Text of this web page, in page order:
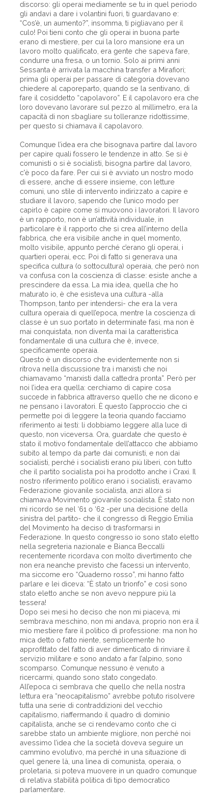
discorso: gli operai mediamente se tu in quel periodo
gli andavi a dare i volantini fuori, ti guardavano e:
“Cos’è, un aumento?”, insomma, ti pigliavano per il
culo! Poi tieni conto che gli operai in buona parte
erano di mestiere, per cui la loro mansione era un
lavoro molto qualificato, era gente che sapeva fare,
condurre una fresa, o un tornio. Solo ai primi anni
Sessanta è arrivata la macchina transfer a Mirafiori;
prima gli operai per passare di categoria dovevano
chiedere al caporeparto, quando se la sentivano, di
fare il cosiddetto “capolavoro”. E il capolavoro era che
loro dovevano lavorare sul pezzo al millimetro, era la
capacità di non sbagliare su tolleranze ridottissime,
per questo si chiamava il capolavoro.
Comunque l’idea era che bisognava partire dal lavoro
per capire quali fossero le tendenze in atto. Se si è
comunisti o si è socialisti, bisogna partire dal lavoro,
c'è poco da fare. Per cui si è avviato un nostro modo
di essere, anche di essere insieme, con letture
comuni, uno stile di intervento indirizzato a capire e
studiare il lavoro, sapendo che l’unico modo per
capirlo è capire come si muovono i lavoratori. Il lavoro
è un rapporto, non è un’attività individuale, in
particolare è il rapporto che si crea all’interno della
fabbrica, che era visibile anche in quel momento,
molto visibile, appunto perché c’erano gli operai, i
quartieri operai, ecc. Poi di fatto si generava una
specifica cultura (o sottocultura) operaia, che però non
va confusa con la coscienza di classe: esiste anche a
prescindere da essa. La mia idea, quella che ho
maturato io, è che esisteva una cultura -alla
Thompson, tanto per intendersi- che era la vera
cultura operaia di quell’epoca, mentre la coscienza di
classe è un suo portato in determinate fasi, ma non è
mai conquistata, non diventa mai la caratteristica
fondamentale di una cultura che è, invece,
specificamente operaia.
Questo è un discorso che evidentemente non si
ritrova nella discussione tra i marxisti che noi
chiamavamo “marxisti dalla cattedra pronta”. Però per
noi l’idea era quella: cerchiamo di capire cosa
succede in fabbrica attraverso quello che ne dicono e
ne pensano i lavoratori. È questo l’approccio che ci
permette poi di leggere la teoria quando facciamo
riferimento ai testi: li dobbiamo leggere alla luce di
questo, non viceversa. Ora, guardate che questo è
stato il motivo fondamentale dell’attacco che abbiamo
subito al tempo da parte dai comunisti, e non dai
socialisti, perché i socialisti erano più liberi, con tutto
che il partito socialista poi ha prodotto anche i Craxi. Il
nostro riferimento politico erano i socialisti, eravamo
Federazione giovanile socialista, anzi allora si
chiamava Movimento giovanile socialista. È stato non
mi ricordo se nel ‘61 o ‘62 -per una decisione della
sinistra del partito- che il congresso di Reggio Emilia
del Movimento ha deciso di trasformarsi in
Federazione. In questo congresso io sono stato eletto
nella segreteria nazionale e Bianca Beccalli
recentemente ricordava con molto divertimento che
non era neanche previsto che facessi un intervento,
ma siccome ero “Quaderno rosso”, mi hanno fatto
parlare e lei diceva: “È stato un trionfo” e così sono
stato eletto anche se non avevo neppure più la
tessera!
Dopo sei mesi ho deciso che non mi piaceva, mi
sembrava meschino, non mi andava, proprio non era il
mio mestiere fare il politico di professione: ma non ho
mica detto o fatto niente, semplicemente ho
approfittato del fatto di aver dimenticato di rinviare il
servizio militare e sono andato a far l’alpino, sono
scomparso. Comunque nessuno è venuto a
ricercarmi, quando sono stato congedato.
All’epoca ci sembrava che quello che nella nostra
lettura era “neocapitalismo” avrebbe potuto risolvere
tutta una serie di contraddizioni del vecchio
capitalismo, riaffermando il quadro di dominio
capitalista, anche se ci rendevamo conto che ci
sarebbe stato un ambiente migliore, non perché noi
avessimo l’idea che la società doveva seguire un
cammino evolutivo, ma perché in una situazione di
quel genere là, una linea di comunista, operaia, o
proletaria, si poteva muovere in un quadro comunque
di relativa stabilità politica di tipo democratico
parlamentare.